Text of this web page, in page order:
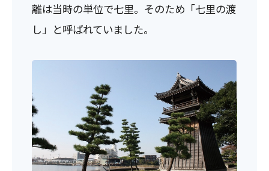
離は当時の単位で七里。そのため「七里の渡
し」と呼ばれていました。